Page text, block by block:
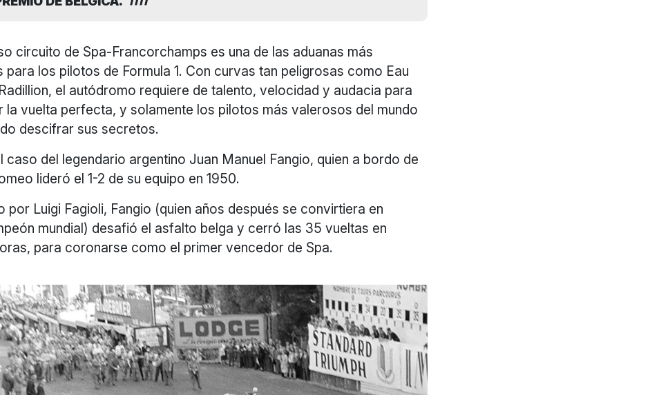
circuito de Spa-Francorchamps es una de las aduanas más
para los pilotos de Formula 1. Con curvas tan peligrosas como Eau
el autódromo requiere de talento, velocidad y audacia para
la vuelta perfecta, y solamente los pilotos más valerosos del mundo
descifrar sus secretos.
caso del legendario argentino Juan Manuel Fangio, quien a bordo de
lideró el 1-2 de su equipo en 1950.
por Luigi Fagioli, Fangio (quien años después se convirtiera en
mundial) desafió el asfalto belga y cerró las 35 vueltas en
para coronarse como el primer vencedor de Spa.